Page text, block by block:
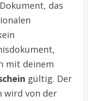
das
mit deinem
gültig. Der
wird von der